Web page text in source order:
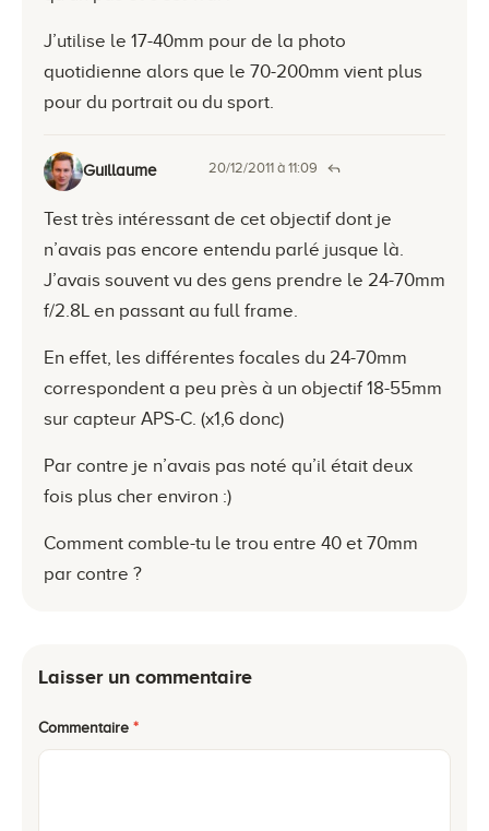
J’utilise le 17-40mm pour de la photo
quotidienne alors que le 70-200mm vient plus
pour du portrait ou du sport.
Guillaume 20/12/2011 à 11:09
Test très intéressant de cet objectif dont je
n’avais pas encore entendu parlé jusque là.
J’avais souvent vu des gens prendre le 24-70mm
f/2.8L en passant au full frame.
En effet, les différentes focales du 24-70mm
correspondent a peu près à un objectif 18-55mm
sur capteur APS-C. (x1,6 donc)
Par contre je n’avais pas noté qu’il était deux
fois plus cher environ :)
Comment comble-tu le trou entre 40 et 70mm
par contre ?
Laisser un commentaire
Commentaire *